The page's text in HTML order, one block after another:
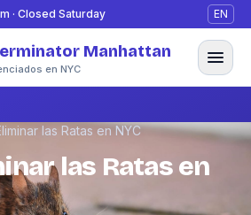
· Closed Saturday EN
Manhattan
en NYC
las Ratas en NYC
las Ratas en